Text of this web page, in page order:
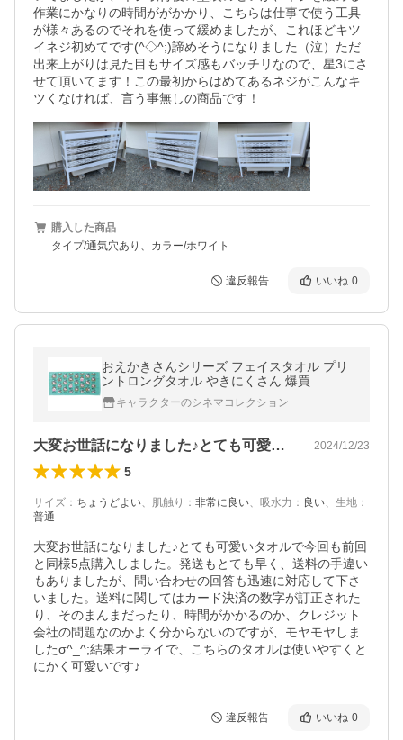
作業にかなりの時間ががかかり、こちらは仕事で使う工具
が様々あるのでそれを使って緩めましたが、これほどキツ
イネジ初めてです(^◇^;)諦めそうになりました（泣）ただ
出来上がりは見た目もサイズ感もバッチリなので、星3にさ
せて頂いてます！この最初からはめてあるネジがこんなキ
ツくなければ、言う事無しの商品です！
購入した商品
タイプ/通気穴あり、カラー/ホワイト
違反報告 いいね 0
おえかきさんシリーズ フェイスタオル プリ
ントロングタオル やきにくさん 爆買
キャラクターのシネマコレクション
大変お世話になりました♪とても可愛いタ… 2024/12/23
5
サイズ ： ちょうどよい、 肌触り ： 非常に良い、 吸水力 ： 良い、 生地 ：
普通
大変お世話になりました♪とても可愛いタオルで今回も前回
と同様5点購入しました。発送もとても早く、送料の手違い
もありましたが、問い合わせの回答も迅速に対応して下さ
いました。送料に関してはカード決済の数字が訂正された
り、そのまんまだったり、時間がかかるのか、クレジット
会社の問題なのかよく分からないのですが、モヤモヤしま
したσ^_^;結果オーライで、こちらのタオルは使いやすくと
にかく可愛いです♪
違反報告 いいね 0